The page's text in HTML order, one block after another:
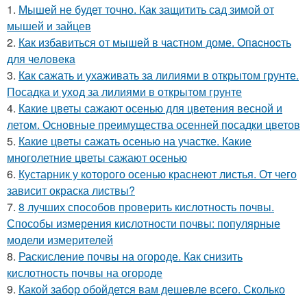
1. Мышей не будет точно. Как защитить сад зимой от
мышей и зайцев
2. Как избавиться от мышей в частном доме. Oпacнocть
для чeлoвeкa
3. Как сажать и ухаживать за лилиями в открытом грунте.
Посадка и уход за лилиями в открытом грунте
4. Какие цветы сажают осенью для цветения весной и
летом. Основные преимущества осенней посадки цветов
5. Какие цветы сажать осенью на участке. Какие
многолетние цветы сажают осенью
6. Кустарник у которого осенью краснеют листья. От чего
зависит окраска листвы?
7. 8 лучших способов проверить кислотность почвы.
Способы измерения кислотности почвы: популярные
модели измерителей
8. Раскисление почвы на огороде. Как снизить
кислотность почвы на огороде
9. Какой забор обойдется вам дешевле всего. Сколько